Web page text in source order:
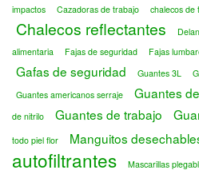
impactos
Cazadoras de trabajo chalecos de
Chalecos reflectantes
alimentaria
Fajas de seguridad Fajas
Gafas de seguridad Guantes 3L
Guantes americanos serraje
Guantes
de nitrilo
Guantes de trabajo
todo piel flor
Manguitos
autofiltrantes
Mascarillas